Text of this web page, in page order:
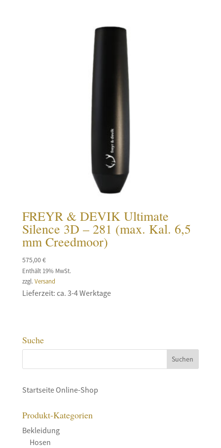
FREYR & DEVIK Ultimate
Silence 3D – 281 (max. Kal. 6,5
mm Creedmoor)
575,00€
Enthält 19% MwSt.
zzgl. Versand
Lieferzeit: ca. 3-4 Werktage
Suche
Startseite Online-Shop
Produkt-Kategorien
Bekleidung
Hosen